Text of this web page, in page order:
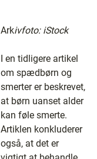
Arkivfoto: iStock
I en tidligere artikel
om spædbørn og
smerter er beskrevet,
at børn uanset alder
kan føle smerte.
Artiklen konkluderer
også, at det er